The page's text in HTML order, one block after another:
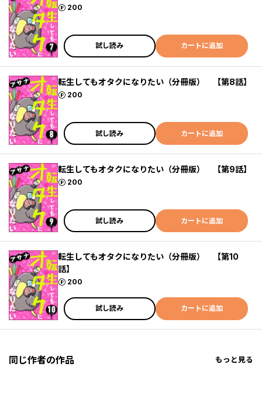
200
ポイント
試し読み カートに追加
転生してもオタクになりたい（分冊版） 【第8話】
200
ポイント
試し読み カートに追加
転生してもオタクになりたい（分冊版） 【第9話】
200
ポイント
試し読み カートに追加
転生してもオタクになりたい（分冊版） 【第10
話】
200
ポイント
試し読み カートに追加
同じ作者の作品 もっと見る